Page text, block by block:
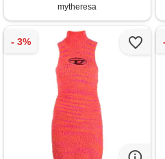
mytheresa